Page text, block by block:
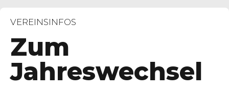
VEREINSINFOS
Zum
Jahreswechsel